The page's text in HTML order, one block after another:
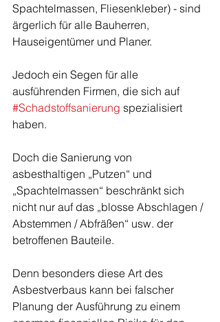
Spachtelmassen, Fliesenkleber) - sind
ärgerlich für alle Bauherren,
Hauseigentümer und Planer.
Jedoch ein Segen für alle
ausführenden Firmen, die sich auf
#Schadstoffsanierung spezialisiert
haben.
Doch die Sanierung von
asbesthaltigen „Putzen“ und
„Spachtelmassen“ beschränkt sich
nicht nur auf das „blosse Abschlagen /
Abstemmen / Abfräßen“ usw. der
betroffenen Bauteile.
Denn besonders diese Art des
Asbestverbaus kann bei falscher
Planung der Ausführung zu einem